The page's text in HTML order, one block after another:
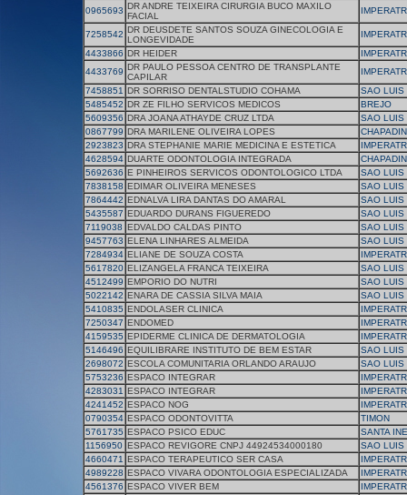
0965693 DR ANDRE TEIXEIRA CIRURGIA BUCO MAXILO
FACIAL
7258542 DR DEUSDETE SANTOS SOUZA GINECOLOGIA E
LONGEVIDADE
4433866 DR HEIDER
4433769 DR PAULO PESSOA CENTRO DE TRANSPLANTE
CAPILAR
7458851 DR SORRISO DENTALSTUDIO COHAMA
SAO LUIS
5485452 DR ZE FILHO SERVICOS MEDICOS
BREJO
5609356 DRA JOANA ATHAYDE CRUZ LTDA
SAO LUIS
0867799 DRA MARILENE OLIVEIRA LOPES
2923823 DRA STEPHANIE MARIE MEDICINA E ESTETICA
4628594 DUARTE ODONTOLOGIA INTEGRADA
5692636 E PINHEIROS SERVICOS ODONTOLOGICO LTDA
SAO LUIS
7838158 EDIMAR OLIVEIRA MENESES
SAO LUIS
7864442 EDNALVA LIRA DANTAS DO AMARAL
SAO LUIS
5435587 EDUARDO DURANS FIGUEREDO
SAO LUIS
7119038 EDVALDO CALDAS PINTO
SAO LUIS
9457763 ELENA LINHARES ALMEIDA
SAO LUIS
7284934 ELIANE DE SOUZA COSTA
5617820 ELIZANGELA FRANCA TEIXEIRA
SAO LUIS
4512499 EMPORIO DO NUTRI
SAO LUIS
5022142 ENARA DE CASSIA SILVA MAIA
SAO LUIS
5410835 ENDOLASER CLINICA
7250347 ENDOMED
4159535 EPIDERME CLINICA DE DERMATOLOGIA
5146496 EQUILIBRARE INSTITUTO DE BEM ESTAR
SAO LUIS
2698072 ESCOLA COMUNITARIA ORLANDO ARAUJO
SAO LUIS
5753236 ESPACO INTEGRAR
4283031 ESPACO INTEGRAR
4241452 ESPACO NOG
0790354 ESPACO ODONTOVITTA
TIMON
5761735 ESPACO PSICO EDUC
SANTA
1156950 ESPACO REVIGORE CNPJ 44924534000180
SAO LUIS
4660471 ESPACO TERAPEUTICO SER CASA
4989228 ESPACO VIVARA ODONTOLOGIA ESPECIALIZADA
4561376 ESPACO VIVER BEM